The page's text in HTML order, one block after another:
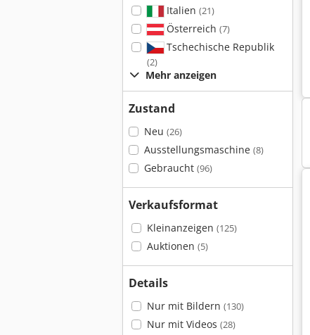
Italien (21)
Österreich (7)
Tschechische Republik
(2)
Mehr anzeigen
Zustand
Neu (26)
Ausstellungsmaschine (8)
Gebraucht (96)
Verkaufsformat
Kleinanzeigen (125)
Auktionen (5)
Details
Nur mit Bildern (130)
Nur mit Videos (28)
Kantenanleimmaschine Ott